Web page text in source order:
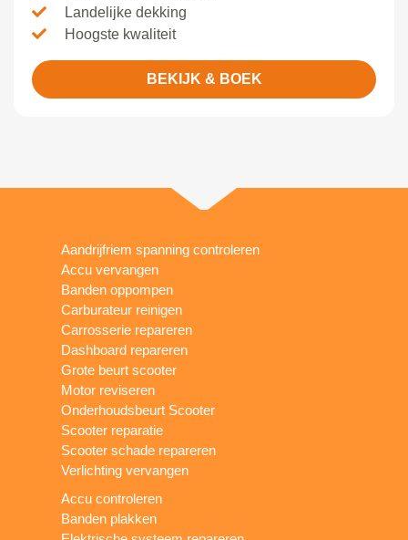
Landelijke dekking
Hoogste kwaliteit
BEKIJK & BOEK
Aandrijfriem spanning controleren
Accu vervangen
Banden oppompen
Carburateur reinigen
Carrosserie repareren
Dashboard repareren
Grote beurt scooter
Motor reviseren
Onderhoudsbeurt Scooter
Scooter reparatie
Scooter schade repareren
Verlichting vervangen
Accu controleren
Banden plakken